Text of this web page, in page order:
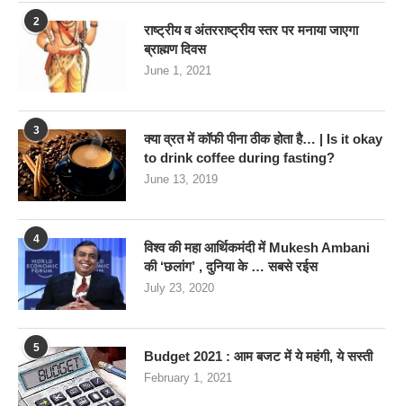
2
राष्ट्रीय व अंतरराष्ट्रीय स्तर पर मनाया जाएगा
ब्राह्मण दिवस
June 1, 2021
3
क्या व्रत में कॉफी पीना ठीक होता है… | Is it okay
to drink coffee during fasting?
June 13, 2019
4
विश्व की महा आर्थिकमंदी में Mukesh Ambani
की ‘छलांग’ , दुनिया के … सबसे रईस
July 23, 2020
5
Budget 2021 : आम बजट में ये महंगी, ये सस्‍ती
February 1, 2021